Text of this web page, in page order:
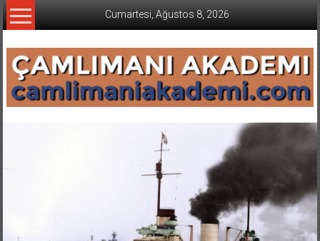
İçeriğe
geç
Cumartesi, Ağustos 8, 2026